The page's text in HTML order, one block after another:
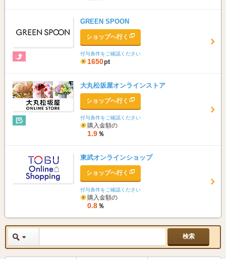
GREEN SPOON
ショップへ行く
付与条件をご確認ください
1650pt
大丸松坂屋オンラインストア
ショップへ行く
付与条件をご確認ください
購入金額の
1.9 ％
東武オンラインショップ
ショップへ行く
付与条件をご確認ください
購入金額の
0.8 ％